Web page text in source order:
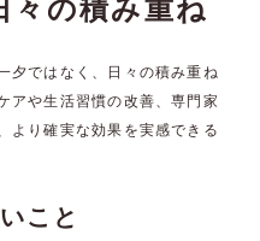
々の積み重ね
夕ではなく、日々の積み重ね
アや生活習慣の改善、専門家
より確実な効果を実感できる
こと